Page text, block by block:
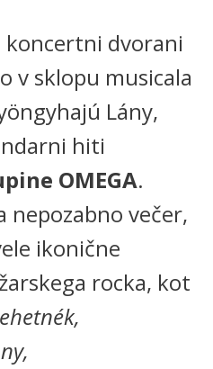
koncertni dvorani
v sklopu musicala
Lány,
hiti
OMEGA.
nepozabno večer,
ikonične
rocka, kot